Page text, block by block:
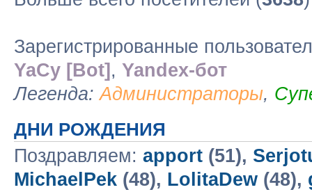
Зарегистрированные
YaCy [Bot] , Yandex-бот
Легенда:Администраторы,
ДНИ РОЖДЕНИЯ
Поздравляем: apport (51),
MichaelPek (48), LolitaDew (48),